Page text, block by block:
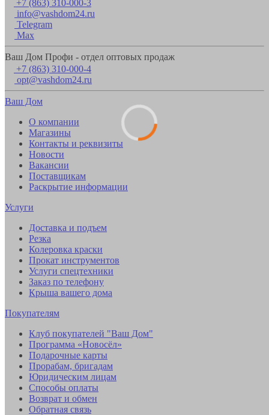
+7 (863) 310-000-3
info@vashdom24.ru
Telegram
Max
Ваш Дом Профи - отдел оптовых продаж
+7 (863) 310-000-4
opt@vashdom24.ru
Ваш Дом
О компании
Магазины
Контакты и реквизиты
Новости
Вакансии
Поставщикам
Раскрытие информации
Услуги
Доставка и подъем
Резка
Колеровка краски
Прокат инструментов
Услуги спецтехники
Заказ по телефону
Крыша вашего дома
Покупателям
Клуб покупателей "Ваш Дом"
Программа «Новосёл»
Подарочные карты
Прорабам, бригадам
Юридическим лицам
Способы оплаты
Возврат и обмен
Обратная связь